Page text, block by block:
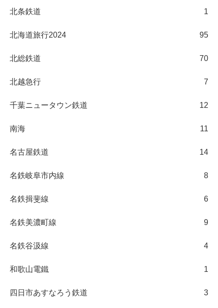
北条鉄道 1
北海道旅行2024 95
北総鉄道 70
北越急行 7
千葉ニュータウン鉄道 12
南海 11
名古屋鉄道 14
名鉄岐阜市内線 8
名鉄揖斐線 6
名鉄美濃町線 9
名鉄谷汲線 4
和歌山電鐵 1
四日市あすなろう鉄道 3